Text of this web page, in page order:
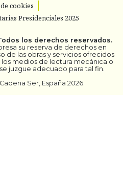
cookies
Presidenciales 2025
los derechos reservados.
su reserva de derechos en
de las obras y servicios ofrecidos
medios de lectura mecánica o
juzgue adecuado para tal fin.
Ser, España 2026.